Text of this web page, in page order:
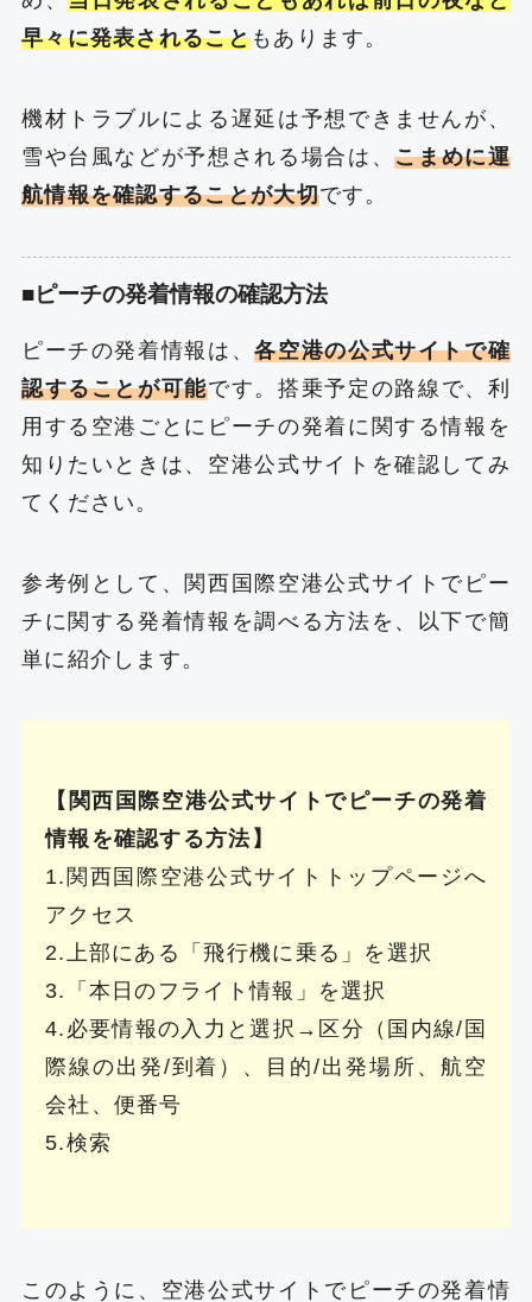
早々に発表されることもあります。
機材トラブルによる遅延は予想できませんが、
雪や台風などが予想される場合は、こまめに運
航情報を確認することが大切です。
■ピーチの発着情報の確認方法
ピーチの発着情報は、各空港の公式サイトで確
認することが可能です。搭乗予定の路線で、利
用する空港ごとにピーチの発着に関する情報を
知りたいときは、空港公式サイトを確認してみ
てください。
参考例として、関西国際空港公式サイトでピー
チに関する発着情報を調べる方法を、以下で簡
単に紹介します。
【関西国際空港公式サイトでピーチの発着
情報を確認する方法】
1.関西国際空港公式サイトトップページへ
アクセス
2.上部にある「飛行機に乗る」を選択
3.「本日のフライト情報」を選択
4.必要情報の入力と選択→区分（国内線/国
際線の出発/到着）、目的/出発場所、航空
会社、便番号
5.検索
このように、空港公式サイトでピーチの発着情